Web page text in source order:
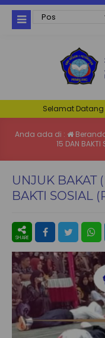
Selamat Datang di
Anda ada di :
15 DAN BAKTI
UNJUK BAKAT
BAKTI SOSIAL